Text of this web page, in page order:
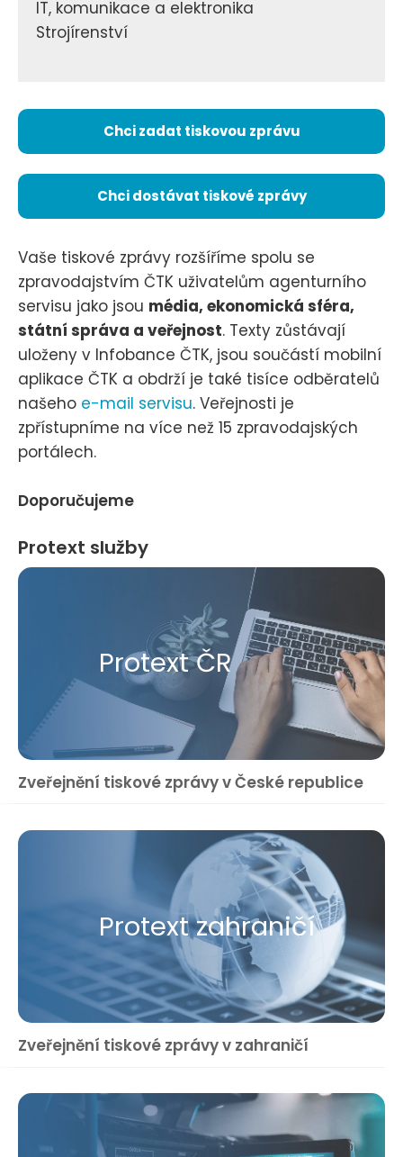
IT, komunikace a elektronika
Strojírenství
Chci zadat tiskovou zprávu
Chci dostávat tiskové zprávy
Vaše tiskové zprávy rozšíříme spolu se
zpravodajstvím ČTK uživatelům agenturního
servisu jako jsou média, ekonomická sféra,
státní správa a veřejnost. Texty zůstávají
uloženy v Infobance ČTK, jsou součástí mobilní
aplikace ČTK a obdrží je také tisíce odběratelů
našeho e-mail servisu. Veřejnosti je
zpřístupníme na více než 15 zpravodajských
portálech.
Doporučujeme
Protext služby
Protext ČR
Zveřejnění tiskové zprávy v České republice
Protext zahraničí
Zveřejnění tiskové zprávy v zahraničí